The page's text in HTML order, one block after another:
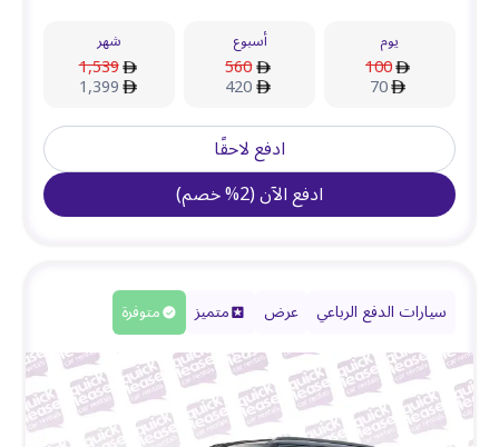
يوم
100
70
أسبوع
560
420
شهر
1,539
1,399
ادفع لاحقًا
ادفع الآن(
2
%خصم)
سيارات الدفع الرباعي عرض متميز متوفرة